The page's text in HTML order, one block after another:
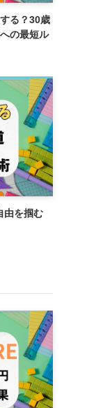
る？30歳
の最短ル
由を掴む